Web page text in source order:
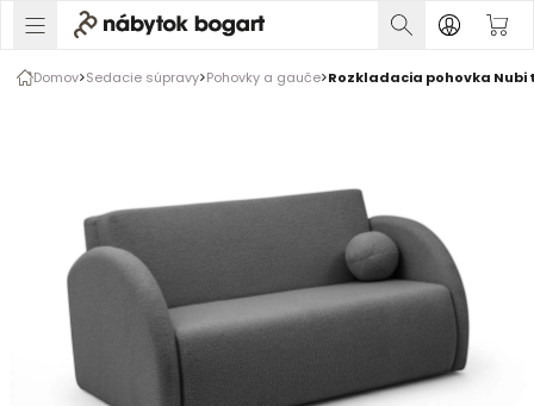
Domov Sedacie súpravy Pohovky a gauče Rozkladacia pohovka Nubi